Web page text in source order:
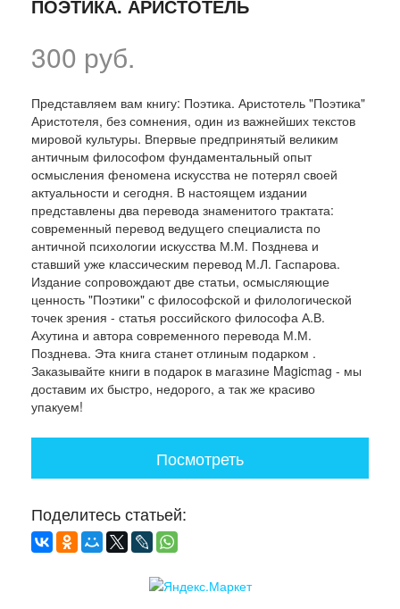
ПОЭТИКА. АРИСТОТЕЛЬ
300 руб.
Представляем вам книгу: Поэтика. Аристотель "Поэтика"
Аристотеля, без сомнения, один из важнейших текстов
мировой культуры. Впервые предпринятый великим
античным философом фундаментальный опыт
осмысления феномена искусства не потерял своей
актуальности и сегодня. В настоящем издании
представлены два перевода знаменитого трактата:
современный перевод ведущего специалиста по
античной психологии искусства М.М. Позднева и
ставший уже классическим перевод М.Л. Гаспарова.
Издание сопровождают две статьи, осмысляющие
ценность "Поэтики" с философской и филологической
точек зрения - статья российского философа А.В.
Ахутина и автора современного перевода М.М.
Позднева. Эта книга станет отлиным подарком .
Заказывайте книги в подарок в магазине Magicmag - мы
доставим их быстро, недорого, а так же красиво
упакуем!
Посмотреть
Поделитесь статьей: